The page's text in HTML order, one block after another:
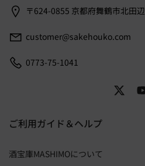
〒624-0855 京都府舞鶴市北田
customer@sakehouko.com
0773-75-1041
ご利用ガイド＆ヘルプ
酒宝庫MASHIMOについて